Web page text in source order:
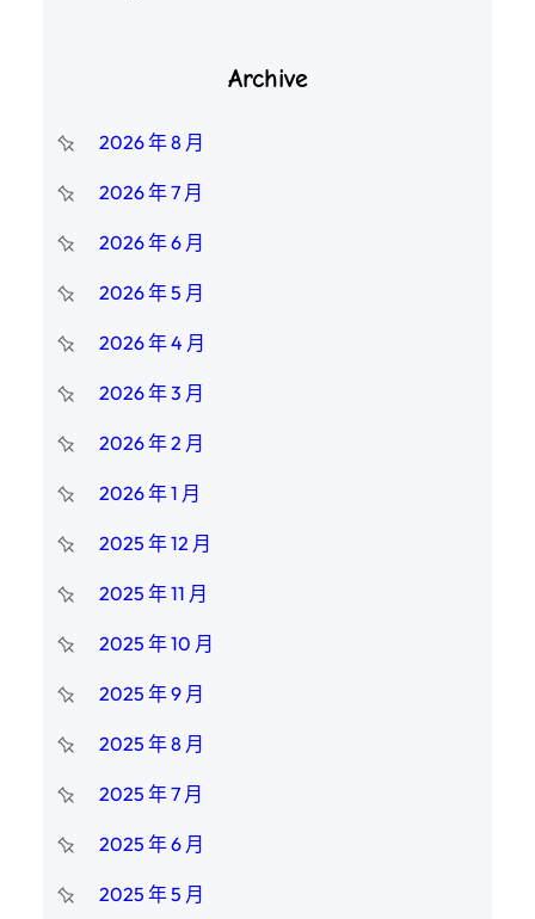
Archive
2026 年 8 月
2026 年 7 月
2026 年 6 月
2026 年 5 月
2026 年 4 月
2026 年 3 月
2026 年 2 月
2026 年 1 月
2025 年 12 月
2025 年 11 月
2025 年 10 月
2025 年 9 月
2025 年 8 月
2025 年 7 月
2025 年 6 月
2025 年 5 月